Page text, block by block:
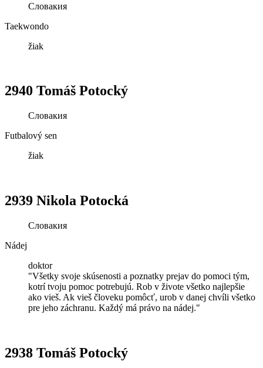
Словакия
Taekwondo
žiak
2940 Tomáš Potocký
Словакия
Futbalový sen
žiak
2939 Nikola Potocká
Словакия
Nádej
doktor
"Všetky svoje skúsenosti a poznatky prejav do pomoci tým,
kotrí tvoju pomoc potrebujú. Rob v živote všetko najlepšie
ako vieš. Ak vieš človeku pomôcť, urob v danej chvíli všetko
pre jeho záchranu. Každý má právo na nádej."
2938 Tomáš Potocký